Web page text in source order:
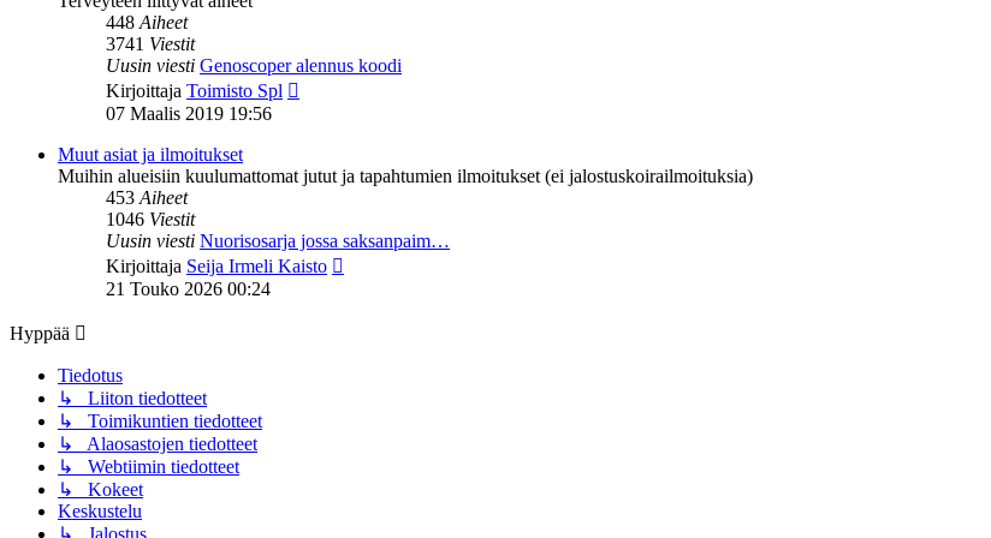
448 Aiheet
3741 Viestit
Uusin viesti Genoscoper alennus koodi
Kirjoittaja Toimisto Spl
07 Maalis 2019 19:56
Muut asiat ja ilmoitukset
Muihin alueisiin kuulumattomat jutut ja tapahtumien ilmoitukset (ei jalostuskoirailmoituksia)
453 Aiheet
1046 Viestit
Uusin viesti Nuorisosarja jossa saksanpaim…
Kirjoittaja Seija Irmeli Kaisto
21 Touko 2026 00:24
Hyppää
Tiedotus
↳ Liiton tiedotteet
↳ Toimikuntien tiedotteet
↳ Alaosastojen tiedotteet
↳ Webtiimin tiedotteet
↳ Kokeet
Keskustelu